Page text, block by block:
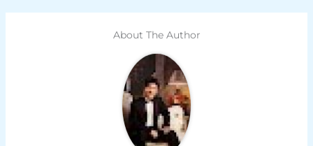
About The Author